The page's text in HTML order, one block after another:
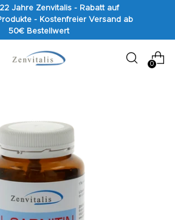
Jahre Zenvitalis - Rabatt auf
- Kostenfreier Versand ab
50€ Bestellwert
0